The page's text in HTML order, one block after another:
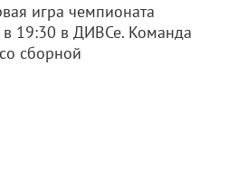
игра чемпионата
в 19:30 в ДИВСе. Команда
сборной